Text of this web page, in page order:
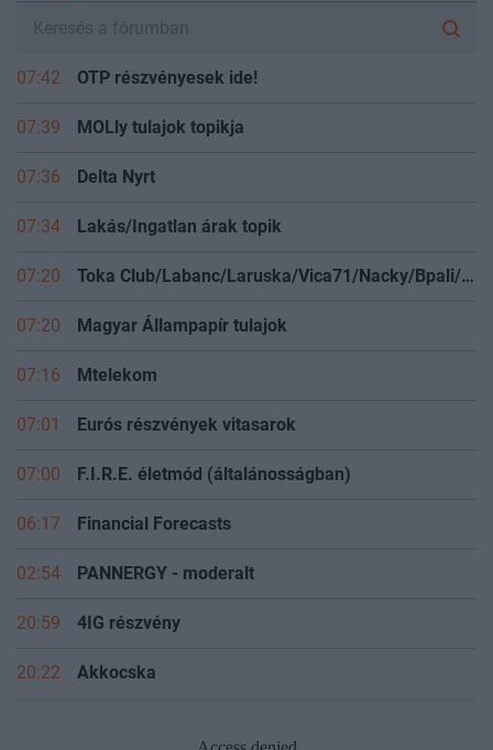
07:42 OTP részvényesek ide!
07:39 MOLly tulajok topikja
07:36 Delta Nyrt
07:34 Lakás/Ingatlan árak topik
07:20 Toka Club/Labanc/Laruska/Vica71/Nacky/Bpali/Oldrider/Josefernando/Mcbull/Kawaszabi
07:20 Magyar Állampapír tulajok
07:16 Mtelekom
07:01 Eurós részvények vitasarok
07:00 F.I.R.E. életmód (általánosságban)
06:17 Financial Forecasts
02:54 PANNERGY - moderalt
20:59 4IG részvény
20:22 Akkocska